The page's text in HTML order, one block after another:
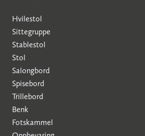
Hvilestol
Sittegruppe
Stablestol
Stol
Salongbord
Spisebord
Trillebord
Benk
Fotskammel